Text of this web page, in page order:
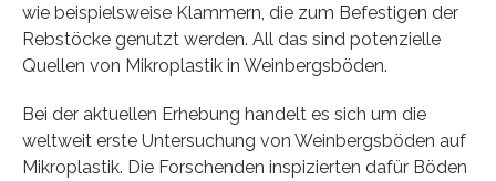
wie beispielsweise Klammern, die zum Befestigen der
Rebstöcke genutzt werden. All das sind potenzielle
Quellen von Mikroplastik in Weinbergsböden.
Bei der aktuellen Erhebung handelt es sich um die
weltweit erste Untersuchung von Weinbergsböden auf
Mikroplastik. Die Forschenden inspizierten dafür Böden